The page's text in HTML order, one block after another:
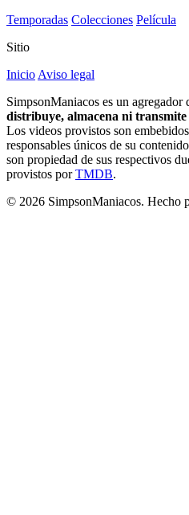
Temporadas Colecciones Película
Sitio
Inicio Aviso legal
SimpsonManiacos es un agregador
distribuye, almacena ni transmite
Los videos provistos son
responsables únicos de su
son propiedad de sus respectivos
provistos porTMDB.
© 2026 SimpsonManiacos. Hecho